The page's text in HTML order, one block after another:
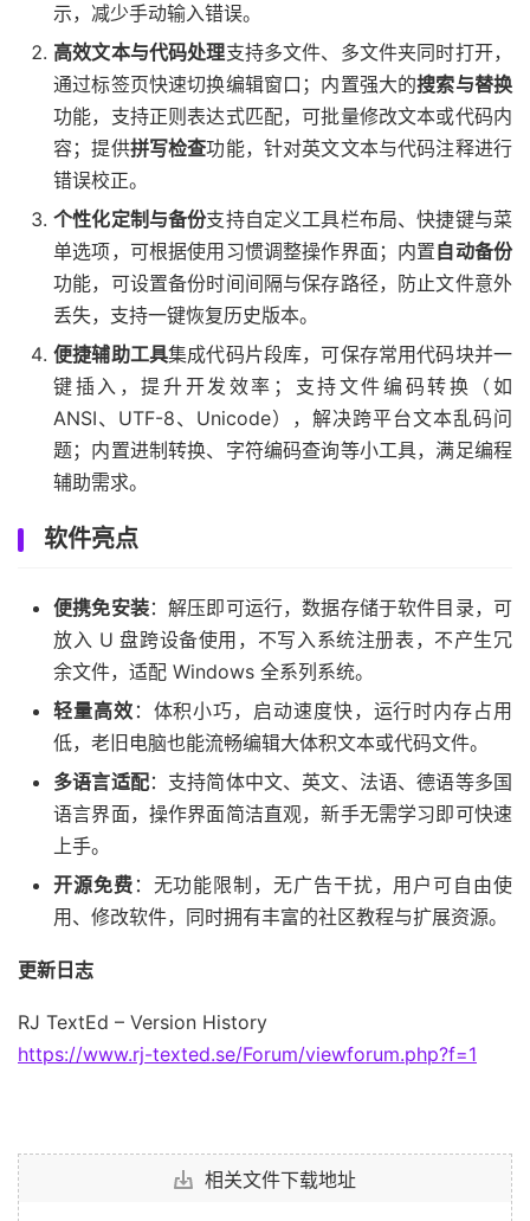
示，减少手动输入错误。
高效文本与代码处理支持多文件、多文件夹同时打开，
通过标签页快速切换编辑窗口；内置强大的搜索与替换
功能，支持正则表达式匹配，可批量修改文本或代码内
容；提供拼写检查功能，针对英文文本与代码注释进行
错误校正。
个性化定制与备份支持自定义工具栏布局、快捷键与菜
单选项，可根据使用习惯调整操作界面；内置自动备份
功能，可设置备份时间间隔与保存路径，防止文件意外
丢失，支持一键恢复历史版本。
便捷辅助工具集成代码片段库，可保存常用代码块并一
键插入，提升开发效率；支持文件编码转换（如
ANSI、UTF-8、Unicode），解决跨平台文本乱码问
题；内置进制转换、字符编码查询等小工具，满足编程
辅助需求。
软件亮点
便携免安装：解压即可运行，数据存储于软件目录，可
放入 U 盘跨设备使用，不写入系统注册表，不产生冗
余文件，适配 Windows 全系列系统。
轻量高效 ：体积小巧，启动速度快，运行时内存占用
低，老旧电脑也能流畅编辑大体积文本或代码文件。
多语言适配：支持简体中文、英文、法语、德语等多国
语言界面，操作界面简洁直观，新手无需学习即可快速
上手。
开源免费 ：无功能限制，无广告干扰，用户可自由使
用、修改软件，同时拥有丰富的社区教程与扩展资源。
更新日志
RJ TextEd – Version History
https://www.rj-texted.se/Forum/viewforum.php?f=1
相关文件下载地址